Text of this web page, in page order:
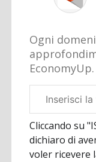
Ogni
EconomyUp.
aziendale
Cliccando su
dichiaro di
voler ricevere